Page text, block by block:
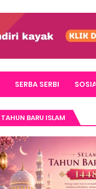
SERBA SERBI SOSIAL
TAHUN BARU ISLAM